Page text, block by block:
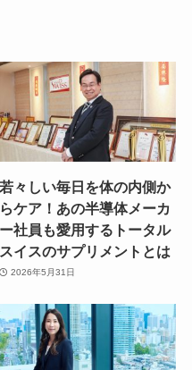
若々しい毎日を体の内側か
らケア！あの半導体メーカ
ー社員も愛用するトータル
スイスのサプリメントとは
2026年5月31日